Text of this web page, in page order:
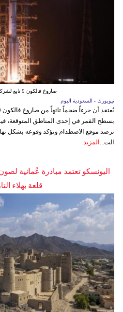
صاروخ فالكون 9 تابع لشركة سبيس إكس
نيويورك - السعودية اليوم
بسطح القمر في إحدى المناطق المتوقعة،
ترصد موقع الاصطدام وتؤكد وقوعه بشكل
الت...
المزيد
اليونسكو تعتمد مبادرة عُمانية
قلعة بهلاء